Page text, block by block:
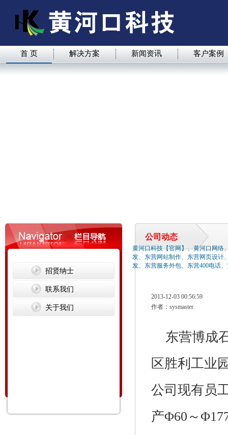
首 页 解决方案 新闻资讯 客户案例
招贤纳士
联系我们
关于我们
公司动态
黄河口科技【官网】、黄河口网络
发、东营网站制作、东营网页设计
发、东营服务外包、东营400电话
2013-12-03 00:56:59
作者：sysmaster
东营博成
区胜利工业
公司现有员
产Φ60～